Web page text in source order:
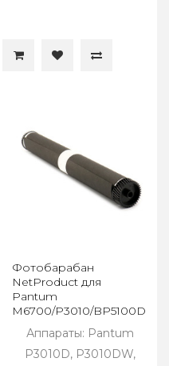
Фотобарабан
NetProduct для
Pantum
M6700/P3010/BP5100DN/
Аппараты: Pantum
P3010D, P3010DW,